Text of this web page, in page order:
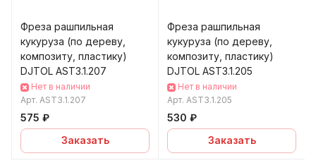
Фреза рашпильная
кукуруза (по дереву,
композиту, пластику)
DJTOL AST3.1.207
Нет в наличии
Арт. AST3.1.207
575 ₽
Заказать
Фреза рашпильная
кукуруза (по дереву,
композиту, пластику)
DJTOL AST3.1.205
Нет в наличии
Арт. AST3.1.205
530 ₽
Заказать